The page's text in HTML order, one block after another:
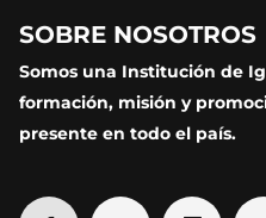
SOBRE NOSOTROS
Somos una Institución de
formación, misión y
presente en todo el país.